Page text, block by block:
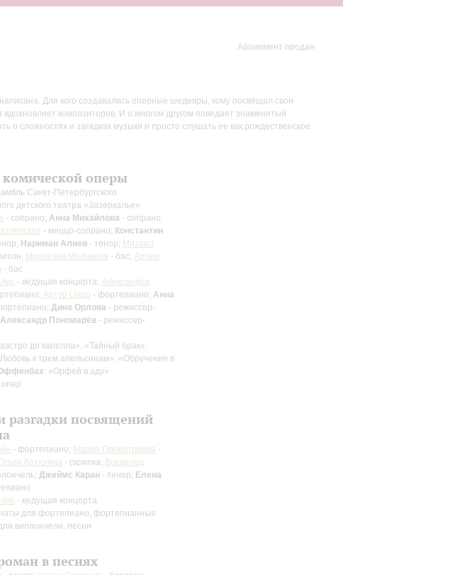
Абонемент продан
Для кого создавались оперные шедевры, кому посвящал свои
композиторов. И о многом другом поведает знаменитый
о сложностях и загадках музыки и просто слушать ее как рождественское
комической оперы
Санкт-Петербургского
детского театра «Зазеркалье»
- сопрано; Анна Михайлова - сопрано;
- меццо-сопрано; Константин
Нариман Алиев - тенор; Михаил
Мирослав Молчанов - бас; Артем
- бас
- ведущая концерта; Александра
Артур Церр - фортепиано; Анна
Дина Орлова - режиссер-
Александр Пономарёв - режиссер-
ди капелла», «Тайный брак»;
к трем апельсинам», «Обручение в
: «Орфей в аду»
разгадки посвящений
- фортепиано; Мария Провоторова -
Артюгина - скрипка; Всеволод
Джеймс Каран - тенор; Елена
- ведущая концерта
для фортепиано, фортепианные
виолончели, песни
в песнях